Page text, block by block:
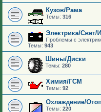
Кузов/Рама
Темы: 316
Электрика/Свет/
Проблемы с
Темы: 943
Шины/Диски
Темы: 280
Химия/ГСМ
Темы: 92
Охлаждение/
Темы: 220